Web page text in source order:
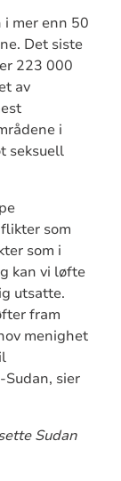
i mer enn 50
Det siste
223 000
av
i
seksuell
som
som i
kan vi løfte
utsatte.
fram
menighet
sier
Sudan